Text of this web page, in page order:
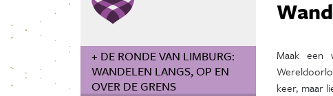
+ DE RONDE VAN LIMBURG:
WANDELEN LANGS, OP EN
OVER DE GRENS
Maak een
keer, maar